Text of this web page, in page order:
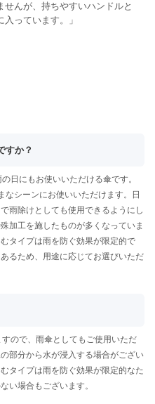
んが、持ちやすいハンドルと
っています。」
すか？
日にもお使いいただける傘です。
なシーンにお使いいただけます。日
雨除けとしても使用できるようにし
加工を施したものが多くなっていま
タイプは雨を防ぐ効果が限定的で
るため、用途に応じてお選びいただ
ので、雨傘としてもご使用いただ
部分から水が浸入する場合がござい
タイプは雨を防ぐ効果が限定的なた
い場合もございます。